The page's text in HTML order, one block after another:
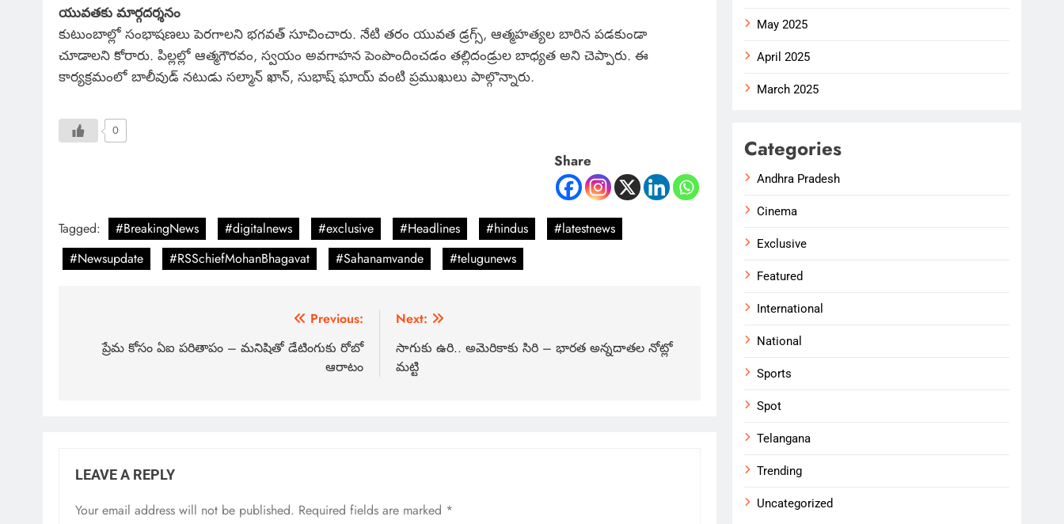
యువతకు మార్గదర్శనం
కుటుంబాల్లో సంభాషణలు పెరగాలని భగవత్ సూచించారు. నేటి తరం యువత డ్రగ్స్, ఆత్మహత్యల బారిన పడకుండా
చూడాలని కోరారు. పిల్లల్లో ఆత్మగౌరవం, స్వయం అవగాహన పెంపొందించడం తల్లిదండ్రుల బాధ్యత అని చెప్పారు. ఈ
కార్యక్రమంలో బాలీవుడ్ నటుడు సల్మాన్ ఖాన్, సుభాష్ ఘాయ్ వంటి ప్రముఖులు పాల్గొన్నారు.
0
Share
Tagged: #BreakingNews #digitalnews #exclusive #Headlines #hindus
#latestnews
#Newsupdate
#RSSchiefMohanBhagavat #Sahanamvande #telugunews
Previous:
ప్రేమ కోసం ఏఐ పరితాపం – మనిషితో డేటింగుకు రోబో
ఆరాటం
Next:
సాగుకు ఉరి.. అమెరికాకు సిరి – భారత అన్నదాతల నోట్లో
మట్టి
LEAVE A REPLY
Your email address will not be published. Required fields are marked *
May 2025
April 2025
March 2025
Categories
Andhra Pradesh
Cinema
Exclusive
Featured
International
National
Sports
Spot
Telangana
Trending
Uncategorized